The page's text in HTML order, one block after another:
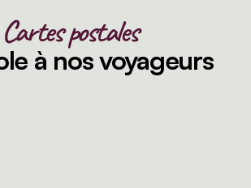
Cartes postales
à nos voyageurs